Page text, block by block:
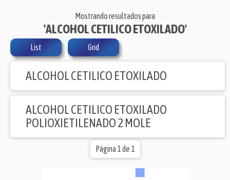
Mostrando resultados para
'ALCOHOL CETILICO ETOXILADO'
List Grid
ALCOHOL CETILICO ETOXILADO
ALCOHOL CETILICO ETOXILADO
POLIOXIETILENADO 2 MOLE
Página 1 de 1